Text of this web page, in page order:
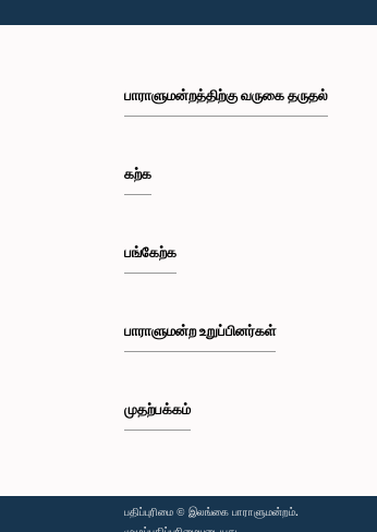
பாராளுமன்றத்திற்கு வருகை தருதல்
கற்க
பங்கேற்க
பாராளுமன்ற உறுப்பினர்கள்
முதற்பக்கம்
பதிப்புரிமை © இலங்கை பாராளுமன்றம்.